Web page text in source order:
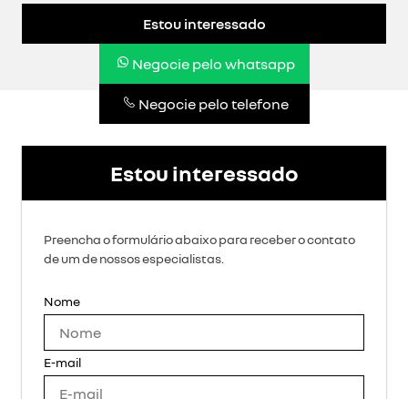
Estou interessado
Negocie pelo whatsapp
Negocie pelo telefone
Estou interessado
Preencha o formulário abaixo para receber o contato
de um de nossos especialistas.
Nome
E-mail